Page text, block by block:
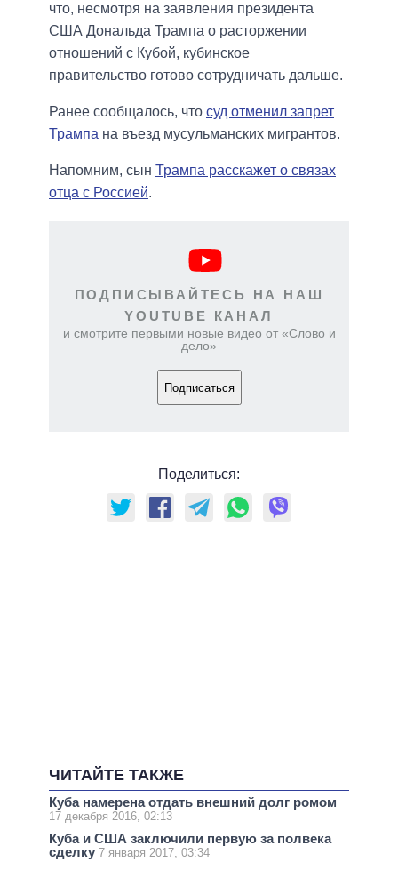
что, несмотря на заявления президента
США Дональда Трампа о расторжении
отношений с Кубой, кубинское
правительство готово сотрудничать дальше.
Ранее сообщалось, что суд отменил запрет
Трампа на въезд мусульманских мигрантов.
Напомним, сын Трампа расскажет о связах
отца с Россией.
ПОДПИСЫВАЙТЕСЬ НА НАШ
YOUTUBE КАНАЛ
и смотрите первыми новые видео от «Слово и
дело»
Подписаться
Поделиться:
ЧИТАЙТЕ ТАКЖЕ
Куба намерена отдать внешний долг ромом
17 декабря 2016, 02:13
Куба и США заключили первую за полвека
сделку 7 января 2017, 03:34